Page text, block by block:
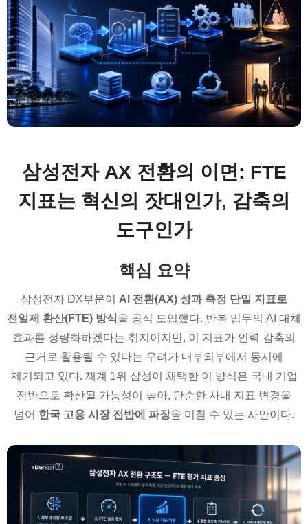
삼성전자 AX 전환의 이면: FTE
지표는 혁신의 잣대인가, 감축의
도구인가
핵심 요약
삼성전자 DX부문이 AI 전환(AX) 성과 측정 단일 지표로
전일제 환산(FTE) 방식을 공식 도입했다. 반복 업무의 AI 대체
효과를 정량화하겠다는 취지이지만, 이 지표가 인력 감축의
근거로 활용될 수 있다는 우려가 내부외부에서 동시에
제기되고 있다. 재계 1위 삼성이 채택한 이 방식은 국내 기업
전반으로 확산될 가능성이 높아, 단순한 사내 지표 변경을
넘어 한국 고용 시장 전반에 파장을 미칠 수 있는 사안이다.